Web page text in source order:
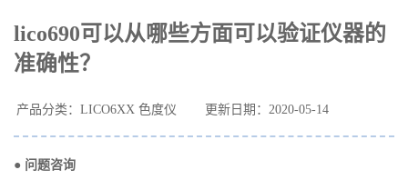
lico690可以从哪些方面可以验证仪器的
准确性？
产品分类：LICO6XX 色度仪 更新日期：2020-05-14
● 问题咨询